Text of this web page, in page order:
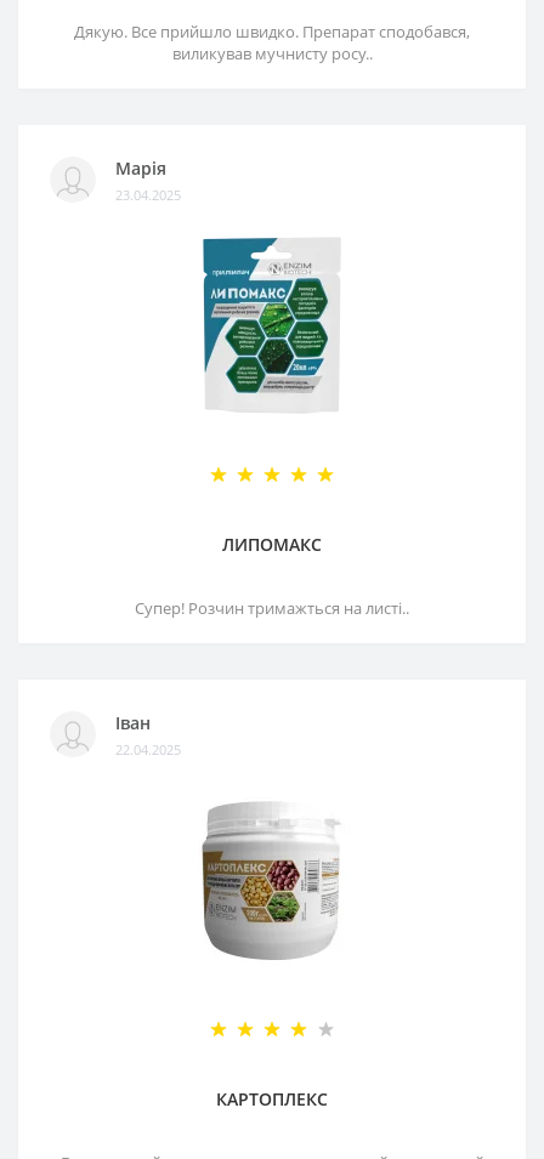
Дякую. Все прийшло швидко. Препарат сподобався,
виликував мучнисту росу..
Марія
23.04.2025
ЛИПОМАКС
Супер! Розчин тримажться на листі..
Іван
22.04.2025
КАРТОПЛЕКС